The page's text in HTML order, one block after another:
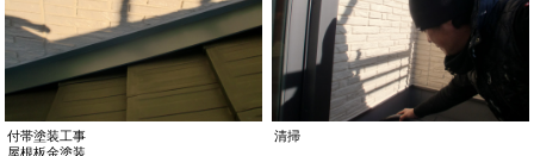
付帯塗装工事
屋根板金塗装
清掃